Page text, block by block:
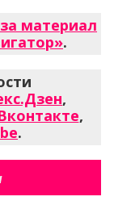
материал
.
,
,
.